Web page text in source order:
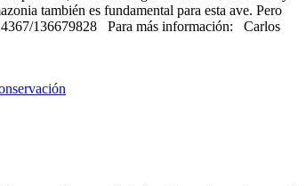
también es fundamental para esta ave. Pero
136679828 Para más información: Carlos